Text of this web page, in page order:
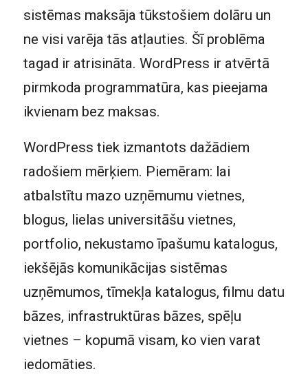
sistēmas maksāja tūkstošiem dolāru un
ne visi varēja tās atļauties. Šī problēma
tagad ir atrisināta. WordPress ir atvērtā
pirmkoda programmatūra, kas pieejama
ikvienam bez maksas.
WordPress tiek izmantots dažādiem
radošiem mērķiem. Piemēram: lai
atbalstītu mazo uzņēmumu vietnes,
blogus, lielas universitāšu vietnes,
portfolio, nekustamo īpašumu katalogus,
iekšējās komunikācijas sistēmas
uzņēmumos, tīmekļa katalogus, filmu datu
bāzes, infrastruktūras bāzes, spēļu
vietnes – kopumā visam, ko vien varat
iedomāties.